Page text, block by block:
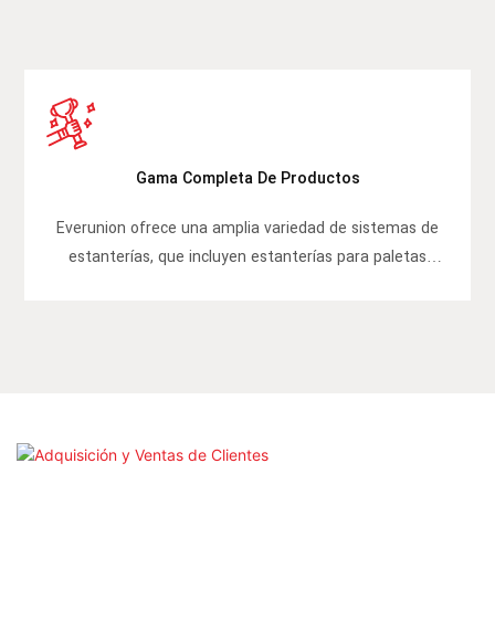
Gama Completa De Productos
Everunion ofrece una amplia variedad de sistemas de
estanterías, que incluyen estanterías para paletas